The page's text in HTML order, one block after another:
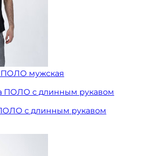
ПОЛО мужская
с длинным рукавом